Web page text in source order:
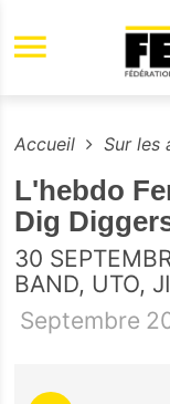
Accueil Sur les
L'hebdo
Dig
30
BAND, UTO,
Septembre